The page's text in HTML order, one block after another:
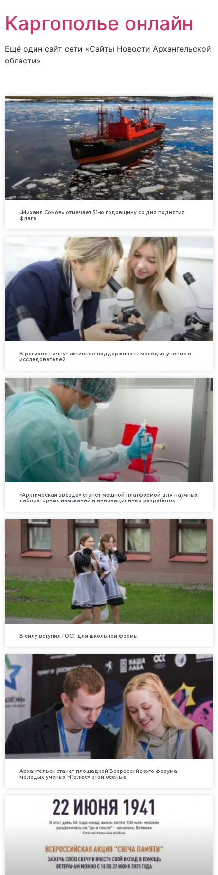
Каргополье онлайн
Ещё один сайт сети «Сайты Новости Архангельской
области»
«Михаил Сомов» отмечает 51-ю годовщину со дня поднятия
флага
В регионе начнут активнее поддерживать молодых ученых и
исследователей
«Арктическая звезда» станет мощной платформой для научных
лабораторных изысканий и инновационных разработок
В силу вступил ГОСТ для школьной формы
Архангельск станет площадкой Всероссийского форума
молодых учёных «Полюс» этой осенью